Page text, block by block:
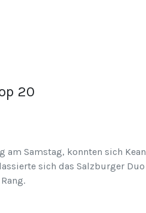
20
am Samstag, konnten sich
sich das Salzburger